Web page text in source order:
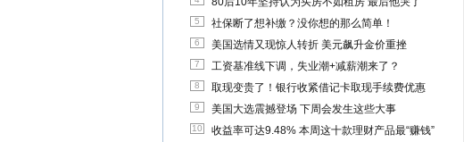
5 社保断了想补缴？没你想的那么简单！
6 美国选情又现惊人转折 美元飙升金价重挫
7 工资基准线下调，失业潮+减薪潮来了？
8 取现变贵了！银行收紧借记卡取现手续费优惠
9 美国大选震撼登场 下周会发生这些大事
10 收益率可达9.48% 本周这十款理财产品最“赚钱”